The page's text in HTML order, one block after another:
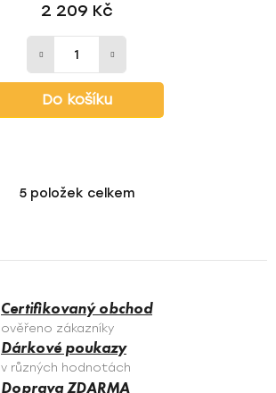
2 209 Kč
Do košíku
O
á
c
í
p
r
5položek celkem
Certifikovaný obchod
ověřeno zákazníky
Dárkové poukazy
v různých hodnotách
Doprava ZDARMA